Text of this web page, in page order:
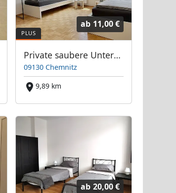
ab 11,00 €
Private saubere Unterkunft nahe Chemnitz Zentrum
09130 Chemnitz
9,89 km
ab 20,00 €